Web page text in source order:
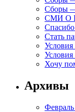
Сборы
СМИ О
Стать
Условия
Хочу
Архивы